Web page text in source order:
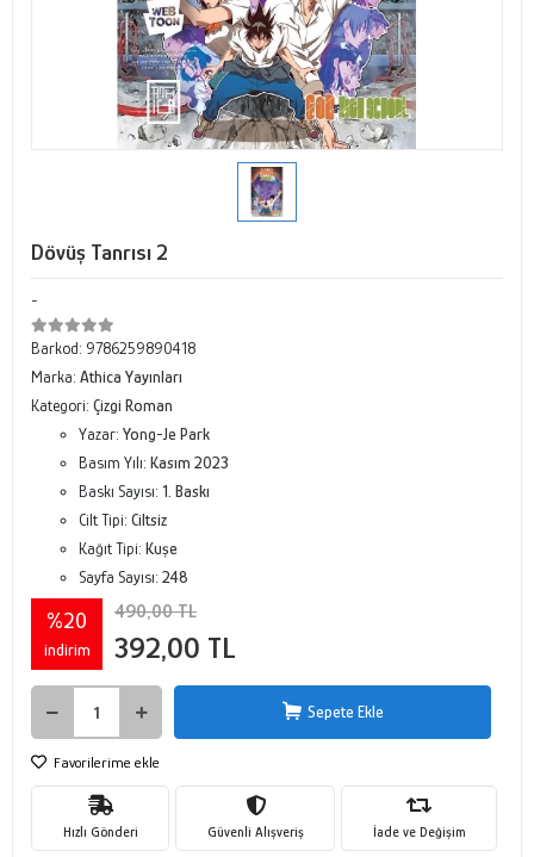
Dövüş Tanrısı 2
-
Barkod: 9786259890418
Marka: Athica Yayınları
Kategori: Çizgi Roman
Yazar: Yong-Je Park
Basım Yılı: Kasım 2023
Baskı Sayısı: 1. Baskı
Cilt Tipi: Ciltsiz
Kağıt Tipi: Kuşe
Sayfa Sayısı: 248
%20
indirim
490,00 TL
392,00 TL
Sepete Ekle
Favorilerime ekle
Hızlı Gönderi Güvenli Alışveriş İade ve Değişim